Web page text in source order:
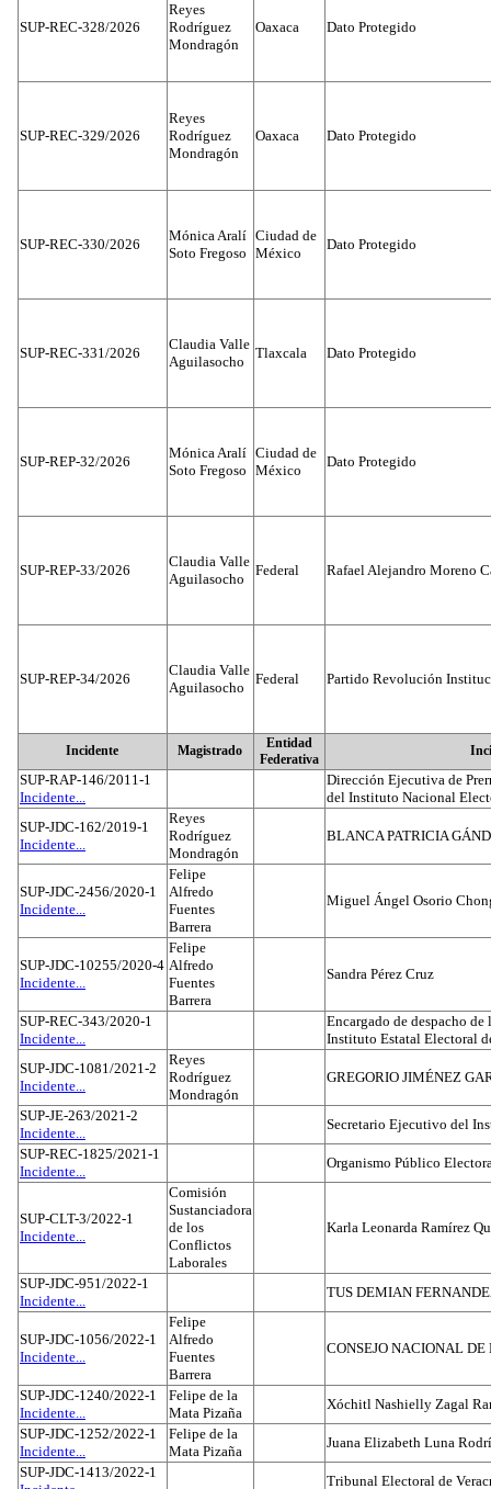
SUP-REC-328/2026
Reyes
Rodríguez
Mondragón
Oaxaca Dato Protegido
SUP-REC-329/2026
Reyes
Rodríguez
Mondragón
Oaxaca Dato Protegido
SUP-REC-330/2026
Mónica Aralí
Soto Fregoso
Ciudad de
México
Dato Protegido
SUP-REC-331/2026
Claudia Valle
Aguilasocho
Tlaxcala Dato Protegido
SUP-REP-32/2026
Mónica Aralí
Soto Fregoso
Ciudad de
México
Dato Protegido
SUP-REP-33/2026
Claudia Valle
Aguilasocho
Federal Rafael Alejandro Moreno
SUP-REP-34/2026
Claudia Valle
Aguilasocho
Federal Partido Revolución
Incidente Magistrado
Entidad
Federativa
SUP-RAP-146/2011-1
Incidente...
Dirección Ejecutiva de
del Instituto Nacional
SUP-JDC-162/2019-1
Incidente...
Reyes
Rodríguez
Mondragón
BLANCA PATRICIA
SUP-JDC-2456/2020-1
Incidente...
Felipe
Alfredo
Fuentes
Barrera
Miguel Ángel Osorio
SUP-JDC-10255/2020-4
Incidente...
Felipe
Alfredo
Fuentes
Barrera
Sandra Pérez Cruz
SUP-REC-343/2020-1
Incidente...
Encargado de despacho
Instituto Estatal Electoral
SUP-JDC-1081/2021-2
Incidente...
Reyes
Rodríguez
Mondragón
GREGORIO JIMÉNEZ
SUP-JE-263/2021-2
Incidente...
Secretario Ejecutivo del
SUP-REC-1825/2021-1
Incidente...
Organismo Público
SUP-CLT-3/2022-1
Incidente...
Comisión
Sustanciadora
de los
Conflictos
Laborales
Karla Leonarda Ramírez
SUP-JDC-951/2022-1
Incidente...
TUS DEMIAN
SUP-JDC-1056/2022-1
Incidente...
Felipe
Alfredo
Fuentes
Barrera
CONSEJO NACIONAL
SUP-JDC-1240/2022-1
Incidente...
Felipe de la
Mata Pizaña
Xóchitl Nashielly Zagal
SUP-JDC-1252/2022-1
Incidente...
Felipe de la
Mata Pizaña
Juana Elizabeth Luna
SUP-JDC-1413/2022-1
Tribunal Electoral de